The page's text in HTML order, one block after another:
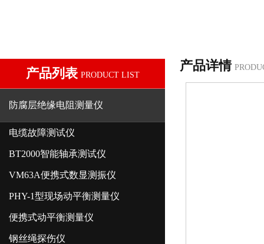
产品列表 PRODUCT LIST
防腐层绝缘电阻测量仪
电缆故障测试仪
BT2000智能轴承测试仪
VM63A便携式数显测振仪
PHY-1型现场动平衡测量仪
便携式动平衡测量仪
钢丝绳探伤仪
产品详情